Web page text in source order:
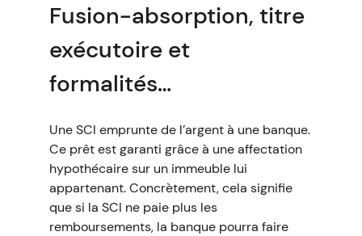
Fusion-absorption, titre
exécutoire et
formalités…
Une SCI emprunte de l’argent à une banque.
Ce prêt est garanti grâce à une affectation
hypothécaire sur un immeuble lui
appartenant. Concrètement, cela signifie
que si la SCI ne paie plus les
remboursements, la banque pourra faire